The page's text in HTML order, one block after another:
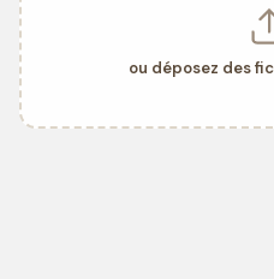
ou déposez des